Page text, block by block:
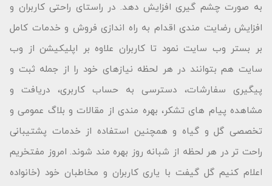
به صورت چشم گیری افزایش دهد. در راستای راحتی کاربران و
افزایش رضایت مندی اقدام به راه اندازی فروش و خدمات کامل
بر بستر وب سایت نمود تا کاربران علاوه بر اپلیکیشن از وب
سایت هم بتوانند در هر لحظه نیازهای خود را از جمله ثبت و
پیگیری سفارشات، دسترسی به حساب کاربری، دریافت و
مشاهده پیام های تشکر، بهره مندی از مقالات و بلاگ عمومی و
تخصصی گل و گیاه و همچنین استفاده از خدمات پشتیبانی
راحت تر در هر لحظه از شبانه روز بهره مند شوند. امروز مفتخریم
اعلام کنیم گل گیفت با یاری کاربران و مخاطبان خود (خانواده